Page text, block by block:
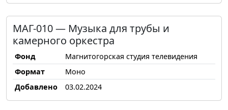
МАГ-010 — Музыка для трубы и
камерного оркестра
Фонд
Магнитогорская студия телевидения
Формат
Моно
Добавлено
03.02.2024